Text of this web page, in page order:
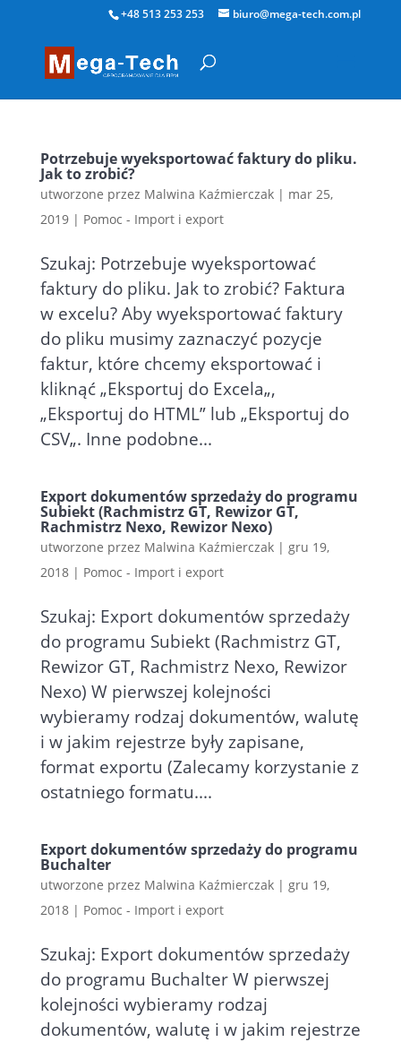
+48 513 253 253 biuro@mega-tech.com.pl
Potrzebuje wyeksportować faktury do pliku.
Jak to zrobić?
utworzone przez Malwina Kaźmierczak| mar 25,
2019| Pomoc - Import i export
Szukaj: Potrzebuje wyeksportować
faktury do pliku. Jak to zrobić? Faktura
w excelu? Aby wyeksportować faktury
do pliku musimy zaznaczyć pozycje
faktur, które chcemy eksportować i
kliknąć „Eksportuj do Excela„,
„Eksportuj do HTML” lub „Eksportuj do
CSV„. Inne podobne...
Export dokumentów sprzedaży do programu
Subiekt (Rachmistrz GT, Rewizor GT,
Rachmistrz Nexo, Rewizor Nexo)
utworzone przez Malwina Kaźmierczak| gru 19,
2018| Pomoc - Import i export
Szukaj: Export dokumentów sprzedaży
do programu Subiekt (Rachmistrz GT,
Rewizor GT, Rachmistrz Nexo, Rewizor
Nexo) W pierwszej kolejności
wybieramy rodzaj dokumentów, walutę
i w jakim rejestrze były zapisane,
format exportu (Zalecamy korzystanie z
ostatniego formatu....
Export dokumentów sprzedaży do programu
Buchalter
utworzone przez Malwina Kaźmierczak| gru 19,
2018| Pomoc - Import i export
Szukaj: Export dokumentów sprzedaży
do programu Buchalter W pierwszej
kolejności wybieramy rodzaj
dokumentów, walutę i w jakim rejestrze